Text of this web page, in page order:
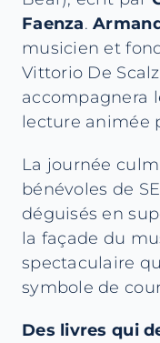
Faenza.
musicien et
Vittorio De
accompagnera
lecture animée
La journée
bénévoles de
déguisés en
la façade du
spectaculaire
symbole de
Des livres qui